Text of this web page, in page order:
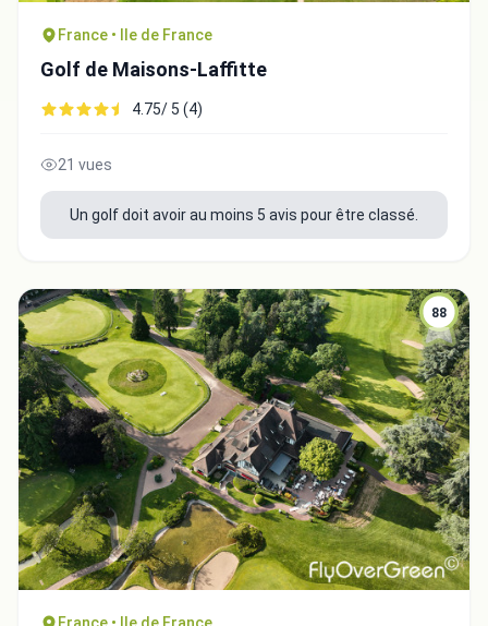
France • Ile de France
Golf de Maisons-Laffitte
4.75/ 5 (4)
21 vues
Un golf doit avoir au moins 5 avis pour être classé.
88